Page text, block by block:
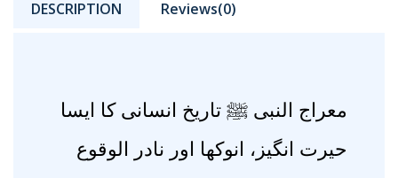
DESCRIPTION Reviews(0)
معراج النبی ﷺ تاریخ انسانی کا ایسا
حیرت انگیز، انوکھا اور نادر الوقوع